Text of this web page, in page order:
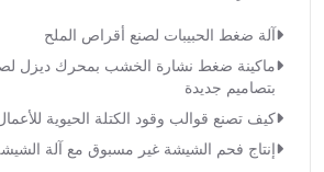
آلة ضغط الحبيبات لصنع أقراص الملح
بتصاميم جديدة
كيف تصنع قوالب وقود الكتلة الحيوية
إنتاج فحم الشيشة غير مسبوق مع آلة